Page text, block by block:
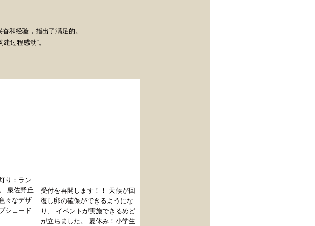
奋和经验，指出了满足的。
过程感动“。
り：ラン
泉佐野丘
々なデザ
シェード
受付を再開します！！ 天候が回
復し卵の確保ができるようにな
り、 イベントが実施できるめど
が立ちました。 夏休み！小学生